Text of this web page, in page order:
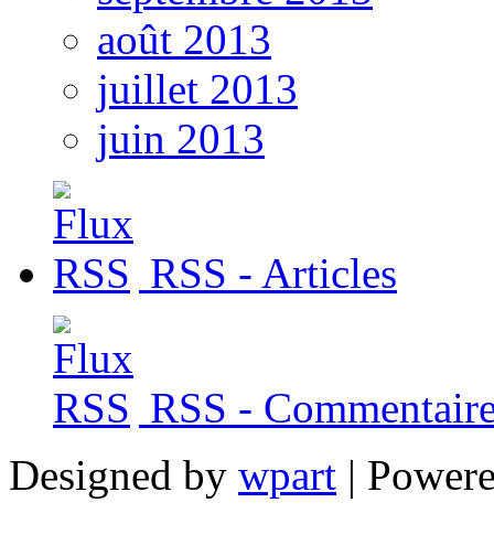
août 2013
juillet 2013
juin 2013
RSS - Articles
RSS -
Designed by wpart |